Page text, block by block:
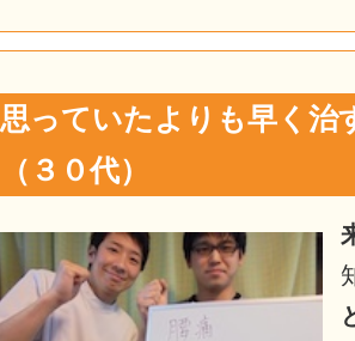
思っていたよりも早く
（３０代）